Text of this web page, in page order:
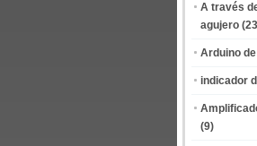
A través
agujero
Arduino
indicador
(9)